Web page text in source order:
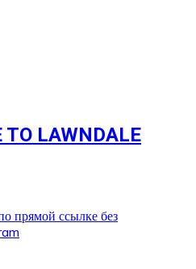
TO LAWNDALE